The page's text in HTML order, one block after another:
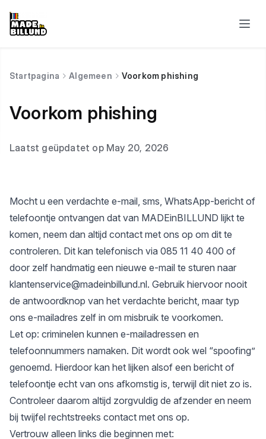
Startpagina Algemeen Voorkom phishing
Voorkom phishing
Laatst geüpdatet op May 20, 2026
Mocht u een verdachte e-mail, sms, WhatsApp-bericht of
telefoontje ontvangen dat van MADEinBILLUND lijkt te
komen, neem dan altijd contact met ons op om dit te
controleren. Dit kan telefonisch via 085 11 40 400 of
door zelf handmatig een nieuwe e-mail te sturen naar
klantenservice@madeinbillund.nl. Gebruik hiervoor nooit
de antwoordknop van het verdachte bericht, maar typ
ons e-mailadres zelf in om misbruik te voorkomen.
Let op: criminelen kunnen e-mailadressen en
telefoonnummers namaken. Dit wordt ook wel “spoofing”
genoemd. Hierdoor kan het lijken alsof een bericht of
telefoontje echt van ons afkomstig is, terwijl dit niet zo is.
Controleer daarom altijd zorgvuldig de afzender en neem
bij twijfel rechtstreeks contact met ons op.
Vertrouw alleen links die beginnen met: